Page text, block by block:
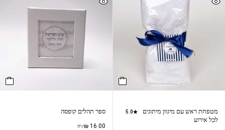
מטפחת ראש עם מיגוון מיתוגים
לכל אירוע
5.0 ספר תהלים קופסה
₪16.00 /יח